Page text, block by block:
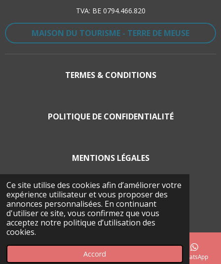
Ce site utilise des cookies afin d’améliorer votre
expérience utilisateur et vous proposer des
annonces personnalisées. En continuant
d'utiliser ce site, vous confirmez que vous
acceptez notre politique d’utilisation des
cookies.
Accord
TVA: BE 0794.466.820
MAISON DU TOURISME - TERRE DE MEUSE
TERMES & CONDITIONS
POLITIQUE DE CONFIDENTIALITÉ
MENTIONS LÉGALES
POLITIQUE EN MATIÈRE DE COOCKIES
© 2026 La Balade Froma'Geer
Carte WhatsApp